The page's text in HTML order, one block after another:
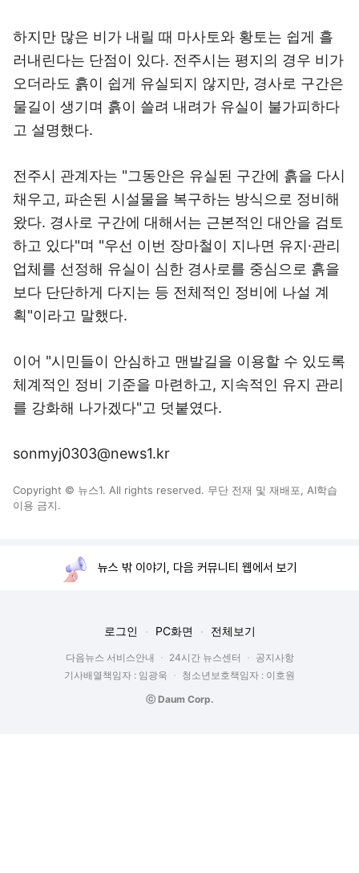
하지만 많은 비가 내릴 때 마사토와 황토는 쉽게 흘
러내린다는 단점이 있다. 전주시는 평지의 경우 비가
오더라도 흙이 쉽게 유실되지 않지만, 경사로 구간은
물길이 생기며 흙이 쓸려 내려가 유실이 불가피하다
고 설명했다.
전주시 관계자는 "그동안은 유실된 구간에 흙을 다시
채우고, 파손된 시설물을 복구하는 방식으로 정비해
왔다. 경사로 구간에 대해서는 근본적인 대안을 검토
하고 있다"며 "우선 이번 장마철이 지나면 유지·관리
업체를 선정해 유실이 심한 경사로를 중심으로 흙을
보다 단단하게 다지는 등 전체적인 정비에 나설 계
획"이라고 말했다.
이어 "시민들이 안심하고 맨발길을 이용할 수 있도록
체계적인 정비 기준을 마련하고, 지속적인 유지 관리
를 강화해 나가겠다"고 덧붙였다.
sonmyj0303@news1.kr
Copyright © 뉴스1. All rights reserved. 무단 전재 및 재배포, AI학습
이용 금지.
뉴스 밖 이야기, 다음 커뮤니티 웹에서 보기
로그인 PC화면 전체보기
다음뉴스 서비스안내 24시간 뉴스센터
공지사항
기사배열책임자 : 임광욱
청소년보호책임자 : 이호원
ⓒ Daum Corp.